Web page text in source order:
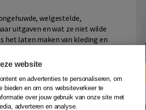
welgestelde,
uitgaven en wat ze niet wilde
het laten maken van kleding en
doen, feestvieren en
aandacht voor het Heilig
adviezen en afspraken
Daarom is het
website
en advertenties te personaliseren, om
bieden en om ons websiteverkeer te
over jouw gebruik van onze site met
adverteren en analyse.